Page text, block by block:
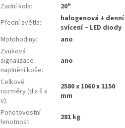
Zadní kola:
20"
Přední světla:
halogenová + denní
svícení – LED diody
Motohodiny:
ano
Zvuková
signalizace
naplnění koše:
ano
Celkové
rozměry (d x š x
v):
2580 x 1060 x 1150
mm
Pohotovostní
hmotnost:
281 kg